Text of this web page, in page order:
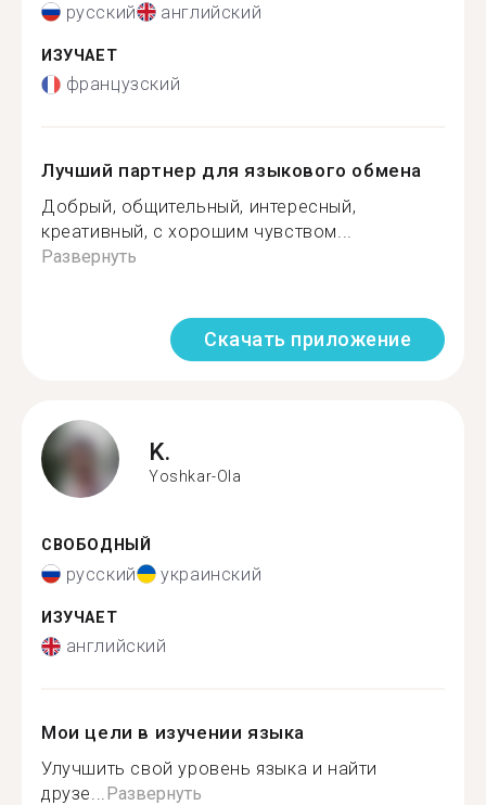
русский английский
ИЗУЧАЕТ
французский
Лучший партнер для языкового обмена
Добрый, общительный, интересный,
креативный, с хорошим чувством...
Развернуть
Скачать приложение
K.
Yoshkar-Ola
СВОБОДНЫЙ
русский украинский
ИЗУЧАЕТ
английский
Мои цели в изучении языка
Улучшить свой уровень языка и найти
друзе...Развернуть